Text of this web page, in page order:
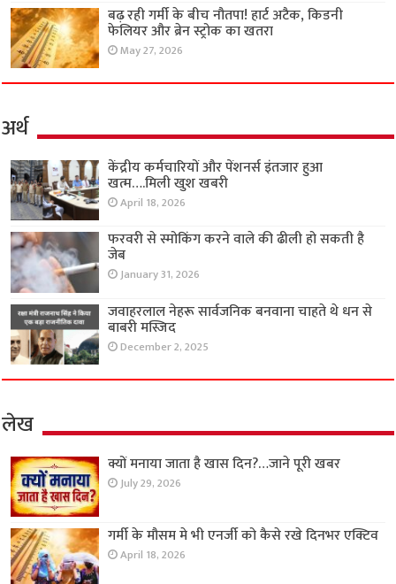
बढ़ रही गर्मी के बीच नौतपा! हार्ट अटैक, किडनी
फेलियर और ब्रेन स्ट्रोक का खतरा
May 27, 2026
अर्थ
केंद्रीय कर्मचारियों और पेंशनर्स इंतजार हुआ
खत्म….मिली खुश खबरी
April 18, 2026
फरवरी से स्मोकिंग करने वाले की ढीली हो सकती है
जेब
January 31, 2026
जवाहरलाल नेहरू सार्वजनिक बनवाना चाहते थे धन से
बाबरी मस्जिद
December 2, 2025
लेख
क्यों मनाया जाता है खास दिन?…जाने पूरी खबर
July 29, 2026
गर्मी के मौसम मे भी एनर्जी को कैसे रखे दिनभर एक्टिव
April 18, 2026